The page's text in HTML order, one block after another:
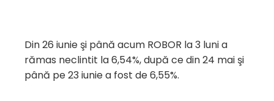
Din 26 iunie şi până acum ROBOR la 3 luni a
rămas neclintit la 6,54%, după ce din 24 mai şi
până pe 23 iunie a fost de 6,55%.